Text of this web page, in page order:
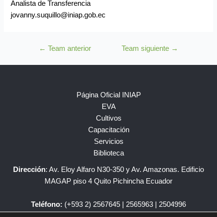
Analista de Transferencia
jovanny.suquillo@iniap.gob.ec
← Team anterior Team siguiente →
Página Oficial INIAP
EVA
Cultivos
Capacitación
Servicios
Biblioteca
Dirección: Av. Eloy Alfaro N30-350 y Av. Amazonas. Edificio
MAGAP piso 4 Quito Pichincha Ecuador
Teléfono: (+593 2) 2567645 | 2565963 | 2504996